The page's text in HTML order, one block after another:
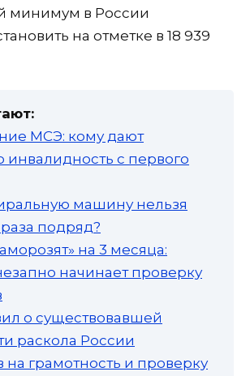
минимум в России
на отметке в 18 939
МСЭ: кому дают
инвалидность с первого
машину нельзя
раза подряд?
на 3 месяца:
начинает проверку
о существовавшей
раскола России
на грамотность и проверку